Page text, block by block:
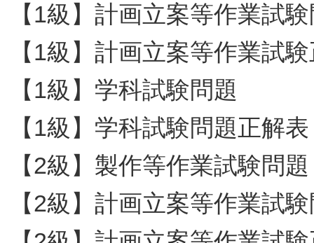
【1級】計画立案等作業試
【1級】計画立案等作業試
【1級】学科試験問題
【1級】学科試験問題正解表
【2級】製作等作業試験問題
【2級】計画立案等作業試